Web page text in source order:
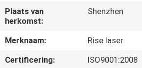
OVER
ONS
Plaats van
herkomst:
Shenzhen
Merknaam:
Rise laser
Certificering:
ISO9001:2008